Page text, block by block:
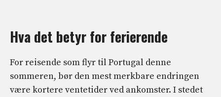
Hva det betyr for ferierende
For reisende som flyr til Portugal denne
sommeren, bør den mest merkbare endringen
være kortere ventetider ved ankomster. I stedet